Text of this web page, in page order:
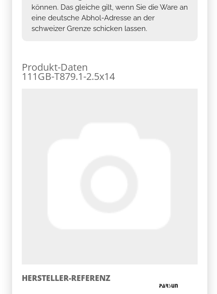
können. Das gleiche gilt, wenn Sie die Ware an
eine deutsche Abhol-Adresse an der
schweizer Grenze schicken lassen.
Produkt-Daten
111GB-T879.1-2.5x14
HERSTELLER-REFERENZ